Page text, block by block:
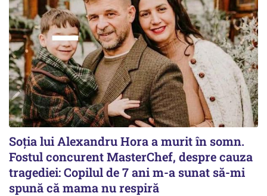
Soția lui Alexandru Hora a murit în somn.
Fostul concurent MasterChef, despre cauza
tragediei: Copilul de 7 ani m-a sunat să-mi
spună că mama nu respiră